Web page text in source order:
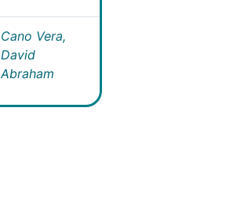
Cano Vera,
David
Abraham